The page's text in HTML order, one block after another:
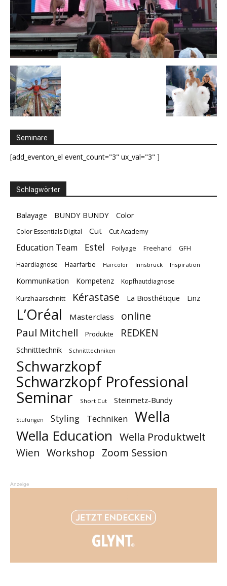
Seminare
[add_eventon_el event_count="3" ux_val="3" ]
Schlagwörter
Balayage BUNDY BUNDY Color
Color Essentials Digital Cut Cut Academy
Education Team Estel Foilyage Freehand
GFH
Haardiagnose
Haarfarbe Haircolor Innsbruck Inspiration
Kommunikation Kompetenz Kopfhautdiagnose
Kurzhaarschnitt Kérastase La Biosthétique Linz
L’Oréal Masterclass online
Paul Mitchell Produkte REDKEN
Schnitttechnik Schnitttechniken
Schwarzkopf
Schwarzkopf Professional
Seminar Short Cut Steinmetz-Bundy
Stufungen Styling Techniken Wella
Wella Education Wella Produktwelt
Wien Workshop Zoom Session
Anzeige